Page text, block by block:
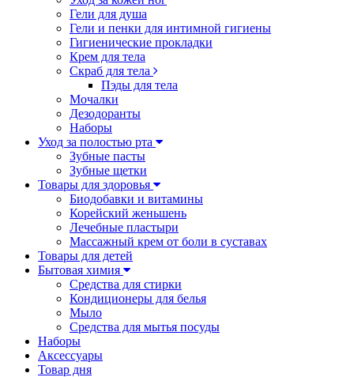
Гели для душа
Гели и пенки для интимной гигиены
Гигиенические прокладки
Крем для тела
Скраб для тела
Пэды для тела
Мочалки
Дезодоранты
Наборы
Уход за полостью рта
Зубные пасты
Зубные щетки
Товары для здоровья
Биодобавки и витамины
Корейский женьшень
Лечебные пластыри
Массажный крем от боли в суставах
Товары для детей
Бытовая химия
Средства для стирки
Кондиционеры для белья
Мыло
Средства для мытья посуды
Наборы
Аксессуары
Товар дня